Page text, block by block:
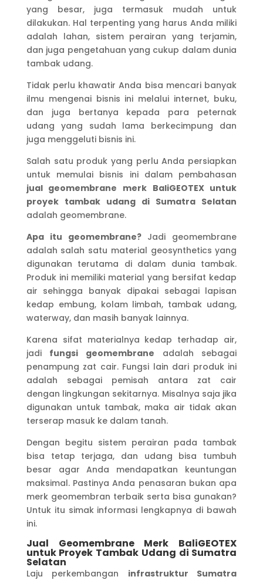
yang besar, juga termasuk mudah untuk
dilakukan. Hal terpenting yang harus Anda miliki
adalah lahan, sistem perairan yang terjamin,
dan juga pengetahuan yang cukup dalam dunia
tambak udang.
Tidak perlu khawatir Anda bisa mencari banyak
ilmu mengenai bisnis ini melalui internet, buku,
dan juga bertanya kepada para peternak
udang yang sudah lama berkecimpung dan
juga menggeluti bisnis ini.
Salah satu produk yang perlu Anda persiapkan
untuk memulai bisnis ini dalam pembahasan
jual geomembrane merk BaliGEOTEX untuk
proyek tambak udang di Sumatra Selatan
adalah geomembrane.
Apa itu geomembrane? Jadi geomembrane
adalah salah satu material geosynthetics yang
digunakan terutama di dalam dunia tambak.
Produk ini memiliki material yang bersifat kedap
air sehingga banyak dipakai sebagai lapisan
kedap embung, kolam limbah, tambak udang,
waterway, dan masih banyak lainnya.
Karena sifat materialnya kedap terhadap air,
jadi fungsi geomembrane adalah sebagai
penampung zat cair. Fungsi lain dari produk ini
adalah sebagai pemisah antara zat cair
dengan lingkungan sekitarnya. Misalnya saja jika
digunakan untuk tambak, maka air tidak akan
terserap masuk ke dalam tanah.
Dengan begitu sistem perairan pada tambak
bisa tetap terjaga, dan udang bisa tumbuh
besar agar Anda mendapatkan keuntungan
maksimal. Pastinya Anda penasaran bukan apa
merk geomembran terbaik serta bisa gunakan?
Untuk itu simak informasi lengkapnya di bawah
ini.
Jual Geomembrane Merk BaliGEOTEX
untuk Proyek Tambak Udang di Sumatra
Selatan
Laju perkembangan infrastruktur Sumatra